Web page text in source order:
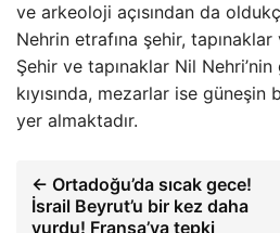
ve arkeoloji açısından da
Nehrin etrafına şehir,
Şehir ve tapınaklar Nil
kıyısında, mezarlar ise güneşin
yer almaktadır.
← Ortadoğu’da sıcak gece!
İsrail Beyrut’u bir kez daha
vurdu! Fransa’ya tepki